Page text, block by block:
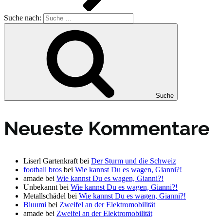
Suche nach:
Suche
Neueste Kommentare
Liserl Gartenkraft bei Der Sturm und die Schweiz
football bros bei Wie kannst Du es wagen, Gianni?!
amade bei Wie kannst Du es wagen, Gianni?!
Unbekannt bei Wie kannst Du es wagen, Gianni?!
Metallschädel bei Wie kannst Du es wagen, Gianni?!
Bluumi bei Zweifel an der Elektromobilität
amade bei Zweifel an der Elektromobilität